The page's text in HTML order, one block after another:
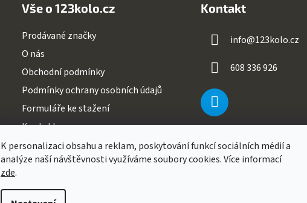
K personalizaci obsahu a reklam, poskytování funkcí sociálních médií a
analýze naší návštěvnosti využíváme soubory cookies. Více informací
zde.
Vše o 123kolo.cz
Prodávané značky
O nás
Obchodní podmínky
Podmínky ochrany osobních údajů
Formuláře ke stažení
Kontakty
Kontakt
info@123kolo.cz
608 336 926